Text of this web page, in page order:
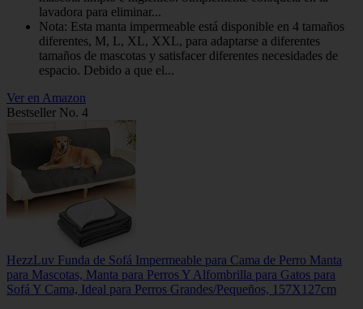
lavadora para eliminar...
Nota: Esta manta impermeable está disponible en 4 tamaños
diferentes, M, L, XL, XXL, para adaptarse a diferentes
tamaños de mascotas y satisfacer diferentes necesidades de
espacio. Debido a que el...
Ver en Amazon
Bestseller No. 4
HezzLuv Funda de Sofá Impermeable para Cama de Perro Manta
para Mascotas, Manta para Perros Y Alfombrilla para Gatos para
Sofá Y Cama, Ideal para Perros Grandes/Pequeños, 157X127cm